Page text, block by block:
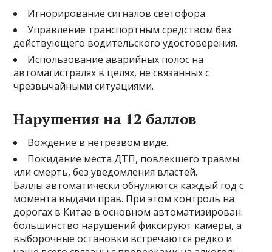
Игнорирование сигналов светофора.
Управление транспортным средством без
действующего водительского удостоверения.
Использование аварийных полос на
автомагистралях в целях, не связанных с
чрезвычайными ситуациями.
Нарушения на 12 баллов
Вождение в нетрезвом виде.
Покидание места ДТП, повлекшего травмы
или смерть, без уведомления властей.
Баллы автоматически обнуляются каждый год с
момента выдачи прав. При этом контроль на
дорогах в Китае в основном автоматизирован:
большинство нарушений фиксируют камеры, а
выборочные остановки встречаются редко и